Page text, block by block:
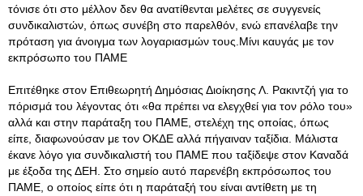
τόνισε ότι στο μέλλον δεν θα ανατίθενται μελέτες σε συγγενείς
συνδικαλιστών, όπως συνέβη στο παρελθόν, ενώ επανέλαβε την
πρόταση για άνοιγμα των λογαριασμών τους.Μίνι καυγάς με τον
εκπρόσωπο του ΠΑΜΕ
Επιτέθηκε στον Επιθεωρητή Δημόσιας Διοίκησης Λ. Ρακιντζή για το
πόρισμά του λέγοντας ότι «θα πρέπει να ελεγχθεί για τον ρόλο του»
αλλά και στην παράταξη του ΠΑΜΕ, στελέχη της οποίας, όπως
είπε, διαφωνούσαν με τον ΟΚΔΕ αλλά πήγαιναν ταξίδια. Μάλιστα
έκανε λόγο για συνδικαλιστή του ΠΑΜΕ που ταξίδεψε στον Καναδά
με έξοδα της ΔΕΗ. Στο σημείο αυτό παρενέβη εκπρόσωπος του
ΠΑΜΕ, ο οποίος είπε ότι η παράταξή του είναι αντίθετη με τη